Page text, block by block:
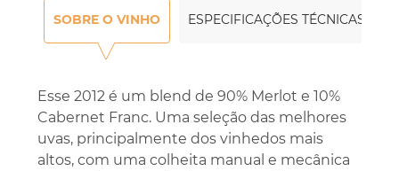
SOBRE O VINHO ESPECIFICAÇÕES TÉCNICAS
Esse 2012 é um blend de 90% Merlot e 10%
Cabernet Franc. Uma seleção das melhores
uvas, principalmente dos vinhedos mais
altos, com uma colheita manual e mecânica